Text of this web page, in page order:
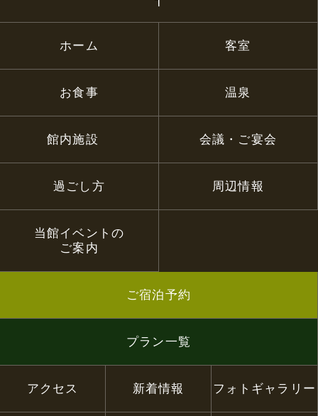
ホーム 客室
お食事 温泉
館内施設 会議・ご宴会
過ごし方 周辺情報
当館イベントの
ご案内
ご宿泊予約
プラン一覧
アクセス 新着情報 フォトギャラリー